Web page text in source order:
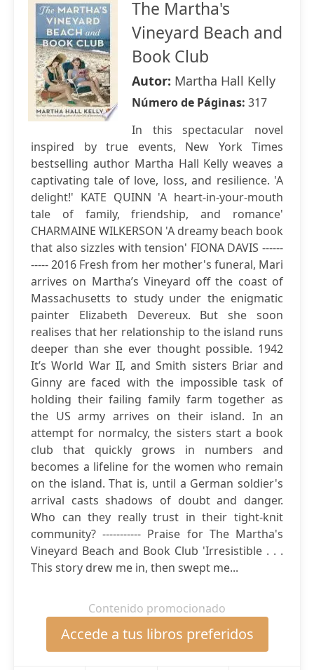
The Martha's
Vineyard Beach and
Book Club
Autor: Martha Hall Kelly
Número de Páginas: 317
In this spectacular novel
inspired by true events, New York Times
bestselling author Martha Hall Kelly weaves a
captivating tale of love, loss, and resilience. 'A
delight!' KATE QUINN 'A heart-in-your-mouth
tale of family, friendship, and romance'
CHARMAINE WILKERSON 'A dreamy beach book
that also sizzles with tension' FIONA DAVIS ------
----- 2016 Fresh from her mother's funeral, Mari
arrives on Martha’s Vineyard off the coast of
Massachusetts to study under the enigmatic
painter Elizabeth Devereux. But she soon
realises that her relationship to the island runs
deeper than she ever thought possible. 1942
It’s World War II, and Smith sisters Briar and
Ginny are faced with the impossible task of
holding their failing family farm together as
the US army arrives on their island. In an
attempt for normalcy, the sisters start a book
club that quickly grows in numbers and
becomes a lifeline for the women who remain
on the island. That is, until a German soldier's
arrival casts shadows of doubt and danger.
Who can they really trust in their tight-knit
community? ----------- Praise for The Martha's
Vineyard Beach and Book Club 'Irresistible . . .
This story drew me in, then swept me...
Contenido promocionado
Accede a tus libros preferidos